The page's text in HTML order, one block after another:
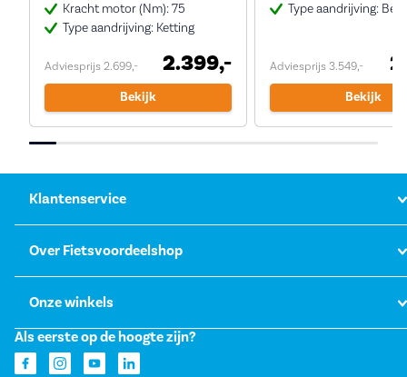
Kracht motor (Nm): 75
Type aandrijving: Ketting
Adviesprijs 2.699,- 2.399,-
Bekijk
Type aandrijving: Belt
Adviesprijs 3.549,-
Bekijk
Klantenservice
Over Fietsvoordeelshop
Onze winkels
Als eerste op de hoogte zijn?